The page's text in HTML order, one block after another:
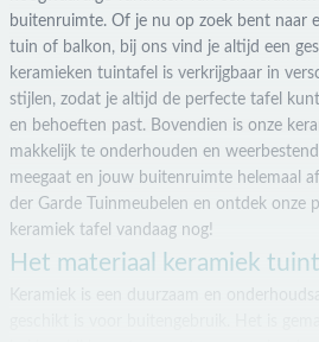
buitenruimte. Of je nu op zoek bent naar
tuin of balkon, bij ons vind je altijd een
keramieken tuintafel is verkrijgbaar in
stijlen, zodat je altijd de perfecte tafel
en behoeften past. Bovendien is onze
makkelijk te onderhouden en
meegaat en jouw buitenruimte helemaal
der Garde Tuinmeubelen en ontdek onze
keramiek tafel vandaag nog!
Het materiaal keramiek